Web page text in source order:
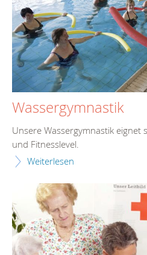
Wassergymnastik
Unsere Wassergymnastik eignet
und Fitnesslevel.
Weiterlesen